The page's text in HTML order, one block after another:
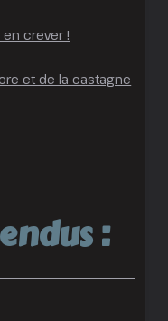
crever !
et de la castagne
: